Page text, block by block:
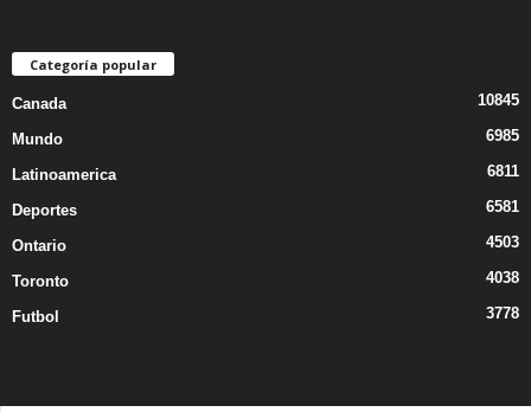
Categoría popular
Canada 10845
Mundo 6985
Latinoamerica 6811
Deportes 6581
Ontario 4503
Toronto 4038
Futbol 3778